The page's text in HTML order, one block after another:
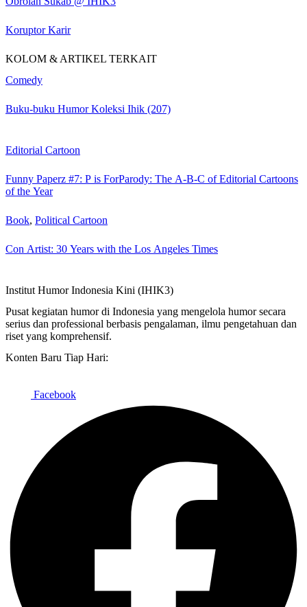
Koruptor Karir
KOLOM & ARTIKEL TERKAIT
Comedy
Buku-buku Humor Koleksi Ihik (207)
Editorial Cartoon
Funny Paperz #7: P is ForParody: The A-B-C of Editorial Cartoons
of the Year
Book, Political Cartoon
Con Artist: 30 Years with the Los Angeles Times
Institut Humor Indonesia Kini (IHIK3)
Pusat kegiatan humor di Indonesia yang mengelola humor secara
serius dan professional berbasis pengalaman, ilmu pengetahuan dan
riset yang komprehensif.
Konten Baru Tiap Hari:
Facebook